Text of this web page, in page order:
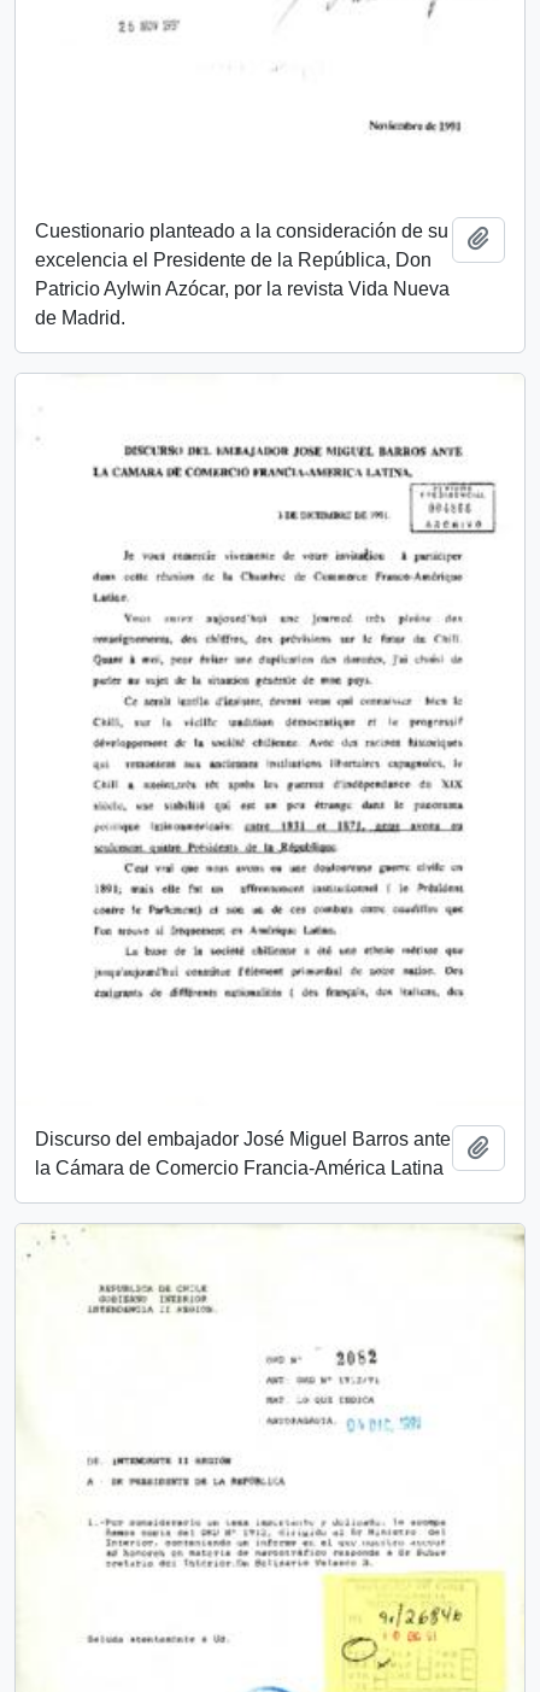
Cuestionario planteado a la consideración de su
excelencia el Presidente de la República, Don
Patricio Aylwin Azócar, por la revista Vida Nueva
de Madrid.
Discurso del embajador José Miguel Barros ante
la Cámara de Comercio Francia-América Latina